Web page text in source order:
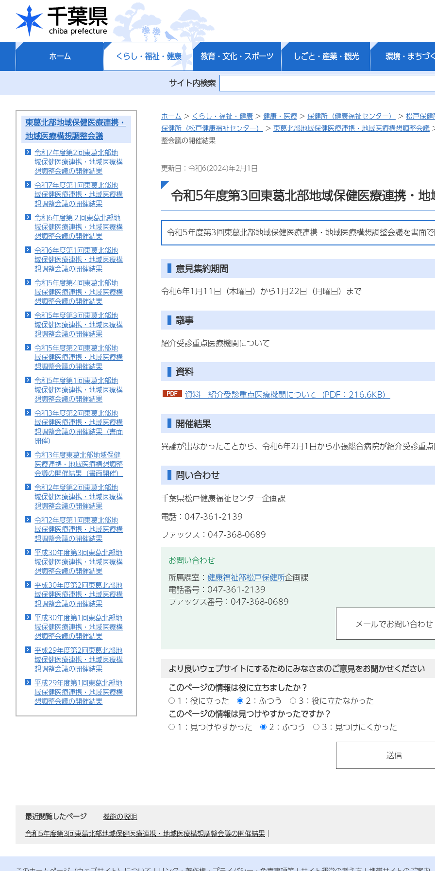
千葉県
ホーム くらし・福祉・健康 教育・文化・スポーツ しごと・産業・観光 環境・まちづ
サイト内検索
東葛北部地域保健医療連携・
地域医療構想調整会議
令和7年度第2回東葛北部地
域保健医療連携・地域医療構
想調整会議の開催結果
令和7年度第1回東葛北部地
域保健医療連携・地域医療構
想調整会議の開催結果
令和6年度第２回東葛北部地
域保健医療連携・地域医療構
想調整会議の開催結果
令和6年度第1回東葛北部地
域保健医療連携・地域医療構
想調整会議の開催結果
令和5年度第4回東葛北部地
域保健医療連携・地域医療構
想調整会議の開催結果
令和5年度第3回東葛北部地
域保健医療連携・地域医療構
想調整会議の開催結果
令和5年度第2回東葛北部地
域保健医療連携・地域医療構
想調整会議の開催結果
令和5年度第1回東葛北部地
域保健医療連携・地域医療構
想調整会議の開催結果
令和3年度第2回東葛北部地
域保健医療連携・地域医療構
想調整会議の開催結果（書面
開催）
令和3年度東葛北部地域保健
医療連携・地域医療構想調整
会議の開催結果（書面開催）
令和2年度第2回東葛北部地
域保健医療連携・地域医療構
想調整会議の開催結果
令和2年度第1回東葛北部地
域保健医療連携・地域医療構
想調整会議の開催結果
平成30年度第3回東葛北部地
域保健医療連携・地域医療構
想調整会議の開催結果
平成30年度第2回東葛北部地
域保健医療連携・地域医療構
想調整会議の開催結果
平成30年度第1回東葛北部地
域保健医療連携・地域医療構
想調整会議の開催結果
平成29年度第2回東葛北部地
域保健医療連携・地域医療構
想調整会議の開催結果
平成29年度第1回東葛北部地
域保健医療連携・地域医療構
想調整会議の開催結果
ホーム > くらし・福祉・健康 > 健康・医療 > 保健所（健康福祉センター） > 松戸保健
保健所（松戸健康福祉センター）
> 東葛北部地域保健医療連携・地域医療構想調整会議
整会議の開催結果
更新日：令和6(2024)年2月1日
令和5年度第3回東葛北部地域保健医療連携・
令和5年度第3回東葛北部地域保健医療連携・地域医療構想調整会議を書面で
意見集約期間
令和6年1月11日（木曜日）から1月22日（月曜日）まで
議事
紹介受診重点医療機関について
資料
資料 紹介受診重点医療機関について（PDF：216.6KB）
開催結果
異論が出なかったことから、令和6年2月1日から小張総合病院が紹介受診重
問い合わせ
千葉県松戸健康福祉センター企画課
電話：047-361-2139
ファックス：047-368-0689
お問い合わせ
所属課室： 健康福祉部松戸保健所企画課
電話番号：047-361-2139
ファックス番号：047-368-0689
より良いウェブサイトにするためにみなさまのご意見をお聞かせください
このページの情報は役に立ちましたか？
1：役に立った
2：ふつう
3：役に立たなかった
このページの情報は見つけやすかったですか？
1：見つけやすかった
2：ふつう 3：見つけにくかった
最近閲覧したページ
機能の説明
令和5年度第3回東葛北部地域保健医療連携・地域医療構想調整会議の開催結果 ｜